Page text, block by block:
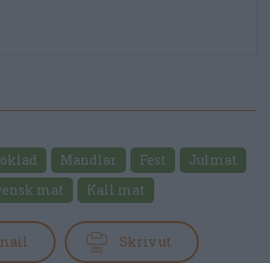
Mandlar Fest
Julmat
mat
Kall mat
Skriv ut